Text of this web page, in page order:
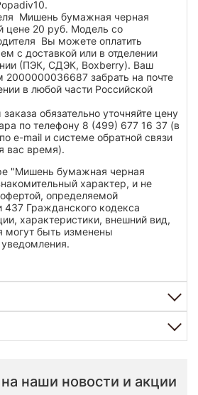
Мишень бумажная черная
цене 20 руб. Модель со
Вы можете оплатить
с доставкой или в отделении
(ПЭК, СДЭК, Boxberry). Ваш
2000000036687 забрать на почте
в любой части Российской
обязательно уточняйте цену
по телефону 8 (499) 677 16 37 (в
e-mail и системе обратной связи
вас время).
"Мишень бумажная черная
характер, и не
определяемой
437 Гражданского кодекса
характеристики, внешний вид,
могут быть изменены
наши новости и акции